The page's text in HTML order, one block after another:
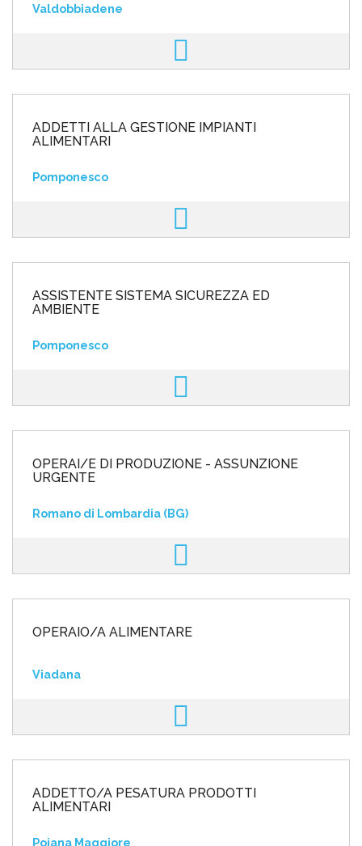
Valdobbiadene
ADDETTI ALLA GESTIONE IMPIANTI
ALIMENTARI
Pomponesco
ASSISTENTE SISTEMA SICUREZZA ED
AMBIENTE
Pomponesco
OPERAI/E DI PRODUZIONE - ASSUNZIONE
URGENTE
Romano di Lombardia (BG)
OPERAIO/A ALIMENTARE
Viadana
ADDETTO/A PESATURA PRODOTTI
ALIMENTARI
Pojana Maggiore